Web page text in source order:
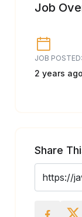
Job
JOB POSTED:
2 years ago
Share